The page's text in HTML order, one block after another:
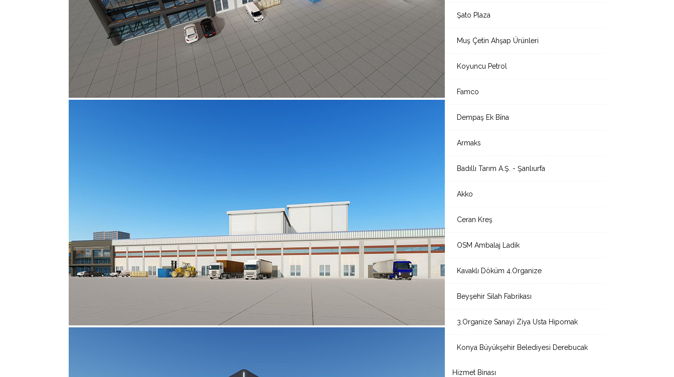
Şato Plaza
Muş Çetin Ahşap Ürünleri
Koyuncu Petrol
Famco
Dempaş Ek Bi̇na
Armaks
Badıllı Tarım A.Ş. - Şanlıurfa
Akko
Ceran Kreş
OSM Ambalaj Ladik
Kavaklı Döküm 4.Organize
Beyşehir Silah Fabrikası
3.Organize Sanayi Ziya Usta Hipomak
Konya Büyükşehir Belediyesi Derebucak
Hizmet Binası